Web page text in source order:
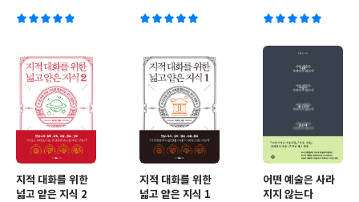
지적 대화를 위한
넓고 얕은 지식 2
지적 대화를 위한
넓고 얕은 지식 1
어떤 예술은 사라
지지 않는다